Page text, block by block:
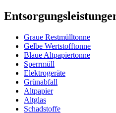
Graue Restmülltonne
Gelbe Wertstofftonne
Blaue Altpapiertonne
Sperrmüll
Elektrogeräte
Grünabfall
Altpapier
Altglas
Schadstoffe